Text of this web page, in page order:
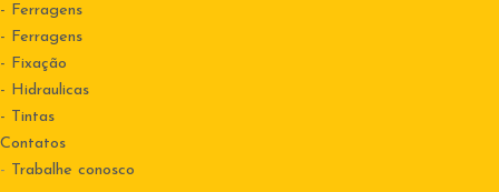
- Ferragens
- Ferragens
- Fixação
- Hidraulicas
- Tintas
Contatos
- Trabalhe conosco